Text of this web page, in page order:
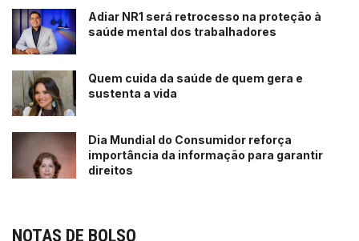
Adiar NR1 será retrocesso na proteção à
saúde mental dos trabalhadores
Quem cuida da saúde de quem gera e
sustenta a vida
Dia Mundial do Consumidor reforça
importância da informação para garantir
direitos
NOTAS DE BOLSO